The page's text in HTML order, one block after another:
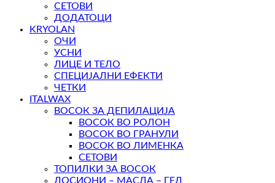
СЕТОВИ
ДОДАТОЦИ
KRYOLAN
ОЧИ
УСНИ
ЛИЦЕ И ТЕЛО
СПЕЦИЈАЛНИ ЕФЕКТИ
ЧЕТКИ
ITALWAX
ВОСОК ЗА ДЕПИЛАЦИЈА
ВОСОК ВО РОЛОН
ВОСОК ВО ГРАНУЛИ
ВОСОК ВО ЛИМЕНКА
СЕТОВИ
ТОПИЛКИ ЗА ВОСОК
ЛОСИОНИ – МАСЛА – ГЕЛ